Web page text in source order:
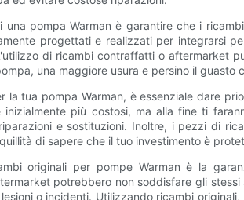
pompa Warman è garantire che i
progettati e realizzati per integrarsi
di ricambi contraffatti o aftermarket
una maggiore usura e persino il guasto
tua pompa Warman, è essenziale dare
più costosi, ma alla fine ti
e sostituzioni. Inoltre, i pezzi di
di sapere che il tuo investimento è
originali per pompe Warman è la
potrebbero non soddisfare gli
o incidenti. Utilizzando ricambi